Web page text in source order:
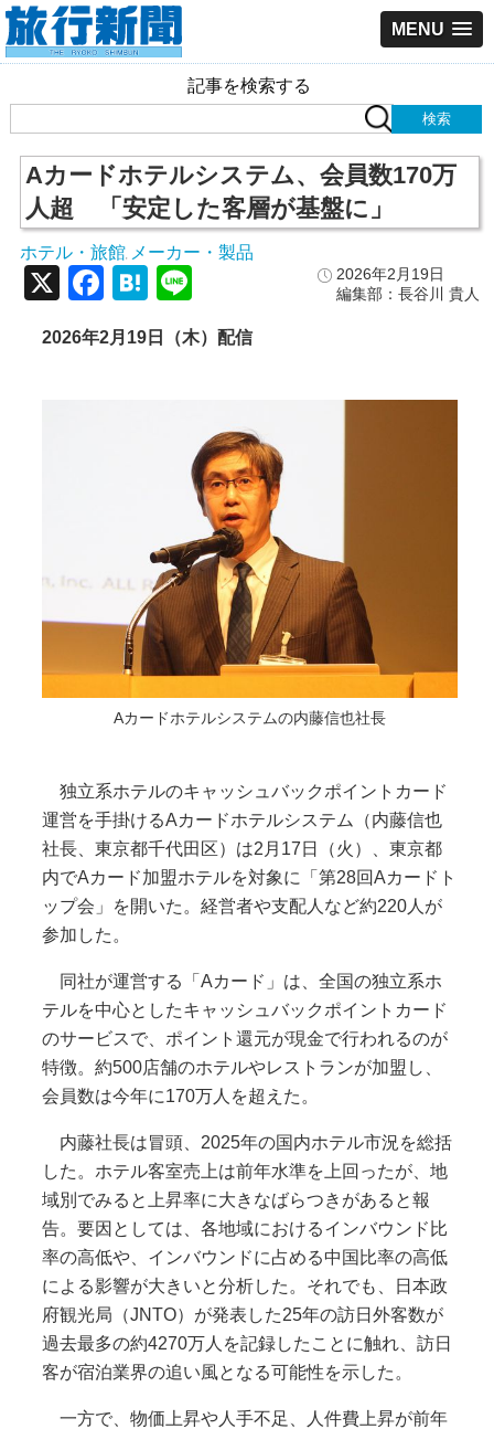
MENU
記事を検索する
Aカードホテルシステム、会員数170万
人超 「安定した客層が基盤に」
ホテル・旅館 メーカー・製品
2026年2月19日
編集部：長谷川 貴人
X Facebook
Hatena
2026年2月19日（木）配信
Aカードホテルシステムの内藤信也社長
独立系ホテルのキャッシュバックポイントカード
運営を手掛けるAカードホテルシステム（内藤信也
社長、東京都千代田区）は2月17日（火）、東京都
内でAカード加盟ホテルを対象に「第28回Aカードト
ップ会」を開いた。経営者や支配人など約220人が
参加した。
同社が運営する「Aカード」は、全国の独立系ホ
テルを中心としたキャッシュバックポイントカード
のサービスで、ポイント還元が現金で行われるのが
特徴。約500店舗のホテルやレストランが加盟し、
会員数は今年に170万人を超えた。
内藤社長は冒頭、2025年の国内ホテル市況を総括
した。ホテル客室売上は前年水準を上回ったが、地
域別でみると上昇率に大きなばらつきがあると報
告。要因としては、各地域におけるインバウンド比
率の高低や、インバウンドに占める中国比率の高低
による影響が大きいと分析した。それでも、日本政
府観光局（JNTO）が発表した25年の訪日外客数が
過去最多の約4270万人を記録したことに触れ、訪日
客が宿泊業界の追い風となる可能性を示した。
一方で、物価上昇や人手不足、人件費上昇が前年